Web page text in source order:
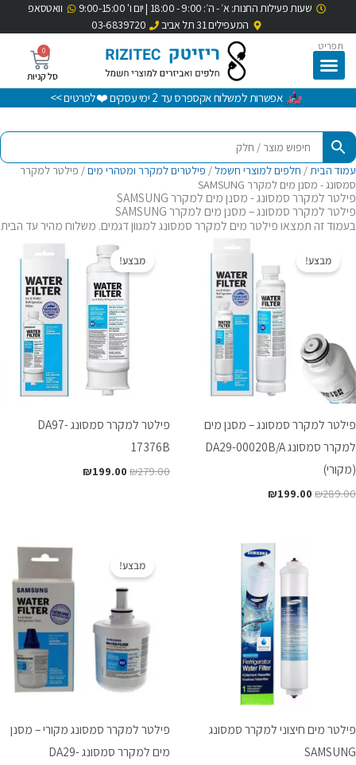
לתוכן
שעות פעילות החנות: א׳ - ה׳: 9:00 - 18:00 | יום ו' 9:00-15:00
וואטסאפ
המעפילים 31 תל אביב
03-6839720
תפריט 0
עגלת
קניות
אפשרות למשלוח אקספרס עד 2 ימי עסקים ❤️לפרטים >>
עמוד הבית / חלפים למוצרי חשמל/ פילטרים למקרר ומטהרי מים/ פילטר למקרר
סמסונג - מסנן מים למקרר SAMSUNG
פילטר למקרר סמסונג - מסנן מים למקרר SAMSUNG
פילטר למקרר סמסונג – מסנן מים למקרר SAMSUNG
בעמוד זה תמצאו פילטר מים למקרר סמסונג למגוון דגמים. משלוח מהיר עד הבית
מבצע!
פילטר למקרר סמסונג – מסנן מים
למקרר סמסונג DA29-00020B/A
(מקורי)
₪289.00
המקורי
היה:
₪289.00.
₪199.00
המחיר
הנוכחי
הוא:
₪199.00.
מבצע!
פילטר למקרר סמסונג DA97-
17376B
₪279.00
המקורי
היה:
₪279.00.
₪199.00
הנוכחי
₪199.00.
פילטר מים חיצוני למקרר סמסונג
SAMSUNG
מבצע!
פילטר למקרר סמסונג מקורי – מסנן
מים למקרר סמסונג DA29-
המקורי
היה:
₪299.00.
המחיר
הנוכחי
הוא:
₪199.00.